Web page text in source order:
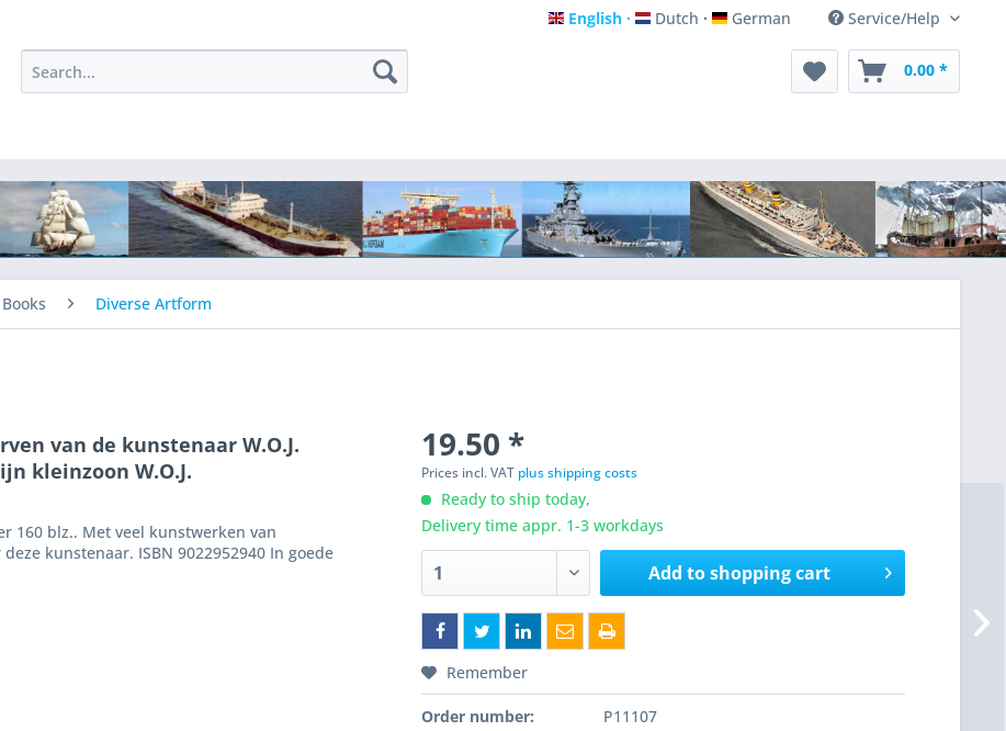
English
English Dutch
Dutch German
German Service/Help
0.00 *
Diverse Artform
van de kunstenaar W.O.J.
kleinzoon W.O.J.
160 blz.. Met veel kunstwerken van
kunstenaar. ISBN 9022952940 In goede
19.50 *
Prices incl. VAT plus shipping costs
Ready to ship today,
Delivery time appr. 1-3 workdays
Add toshopping cart
Remember
Order number:
P11107